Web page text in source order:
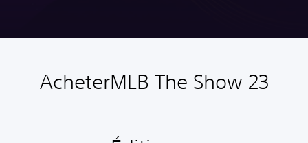
AcheterMLB The Show 23